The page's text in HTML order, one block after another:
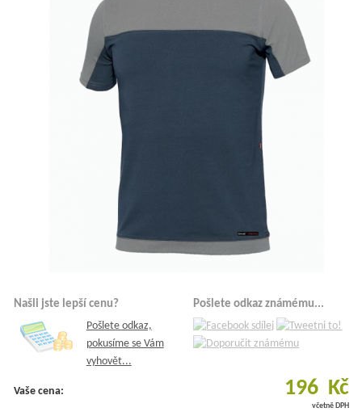
Našli jste lepší cenu?
Pošlete odkaz,
pokusíme se Vám
vyhovět...
Pošlete odkaz známému...
Vaše cena: 196 Kč
včetně DPH